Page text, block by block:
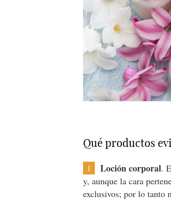
Qué productos
1 Loción corporal.
y, aunque la cara
exclusivos; por lo tanto